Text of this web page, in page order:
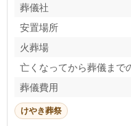
葬儀社
安置場所
火葬場
亡くなってから葬儀まで
葬儀費用
けやき葬祭